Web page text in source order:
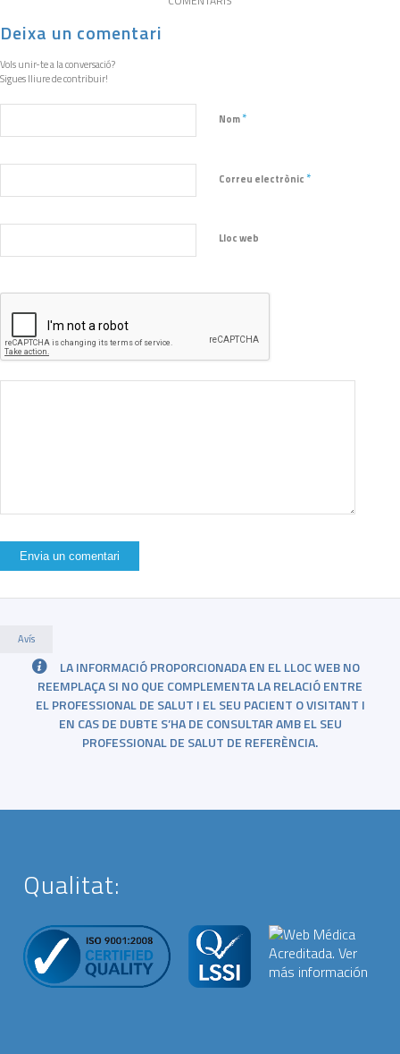
Deixa un comentari
Vols unir-te a la conversació?
Sigues lliure de contribuir!
Nom*
Correu electrònic *
Lloc web
Avís
LA INFORMACIÓ PROPORCIONADA EN EL LLOC WEB NO
REEMPLAÇA SI NO QUE COMPLEMENTA LA RELACIÓ ENTRE
EL PROFESSIONAL DE SALUT I EL SEU PACIENT O VISITANT I
EN CAS DE DUBTE S’HA DE CONSULTAR AMB EL SEU
PROFESSIONAL DE SALUT DE REFERÈNCIA.
Qualitat: